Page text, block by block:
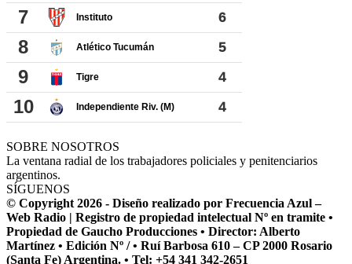
SOBRE NOSOTROS
La ventana radial de los trabajadores policiales y penitenciarios
argentinos.
SÍGUENOS
© Copyright 2026 - Diseño realizado por Frecuencia Azul –
Web Radio | Registro de propiedad intelectual Nº en tramite •
Propiedad de Gaucho Producciones • Director: Alberto
Martínez • Edición Nº / • Ruí Barbosa 610 – CP 2000 Rosario
(Santa Fe) Argentina. • Tel: +54 341 342-2651